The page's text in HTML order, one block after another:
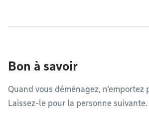
Bon à savoir
Quand vous déménagez, n’emportez
Laissez-le pour la personne suivante.